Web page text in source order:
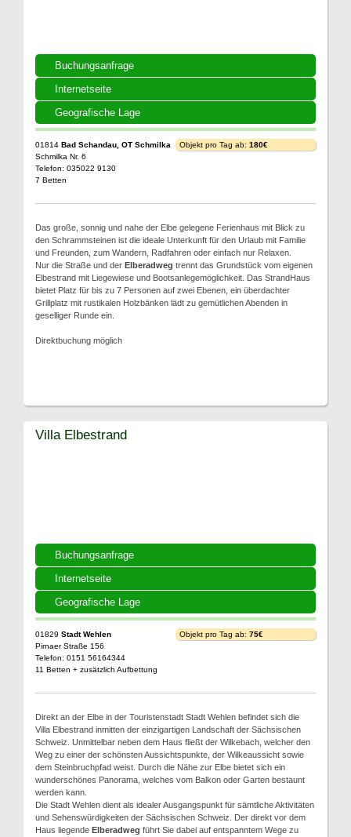
Buchungsanfrage
Internetseite
Geografische Lage
01814 Bad Schandau, OT Schmilka
Schmilka Nr. 6
Telefon: 035022 9130
7 Betten
Objekt pro Tag ab: 180€
Das große, sonnig und nahe der Elbe gelegene Ferienhaus mit Blick zu
den Schrammsteinen ist die ideale Unterkunft für den Urlaub mit Familie
und Freunden, zum Wandern, Radfahren oder einfach nur Relaxen.
Nur die Straße und der Elberadweg trennt das Grundstück vom eigenen
Elbestrand mit Liegewiese und Bootsanlegemöglichkeit. Das StrandHaus
bietet Platz für bis zu 7 Personen auf zwei Ebenen, ein überdachter
Grillplatz mit rustikalen Holzbänken lädt zu gemütlichen Abenden in
geselliger Runde ein.
Direktbuchung möglich
Buchungsanfrage
Internetseite
Geografische Lage
Villa Elbestrand
01829 Stadt Wehlen
Pirnaer Straße 156
Telefon: 0151 56164344
11 Betten + zusätzlich Aufbettung
Objekt pro Tag ab: 75€
Direkt an der Elbe in der Touristenstadt Stadt Wehlen befindet sich die
Villa Elbestrand inmitten der einzigartigen Landschaft der Sächsischen
Schweiz. Unmittelbar neben dem Haus fließt der Wilkebach, welcher den
Weg zu einer der schönsten Aussichtspunkte, der Wilkeaussicht sowie
dem Steinbruchpfad weist. Durch die Nähe zur Elbe bietet sich ein
wunderschönes Panorama, welches vom Balkon oder Garten bestaunt
werden kann.
Die Stadt Wehlen dient als idealer Ausgangspunkt für sämtliche Aktivitäten
und Sehenswürdigkeiten der Sächsischen Schweiz. Der direkt vor dem
Haus liegende Elberadweg führt Sie dabei auf entspanntem Wege zu